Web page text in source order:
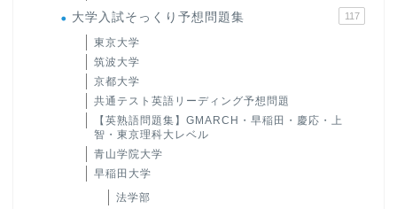
大学入試そっくり予想問題集 117
東京大学
筑波大学
京都大学
共通テスト英語リーディング予想問題
【英熟語問題集】GMARCH・早稲田・慶応・上
智・東京理科大レベル
青山学院大学
早稲田大学
法学部